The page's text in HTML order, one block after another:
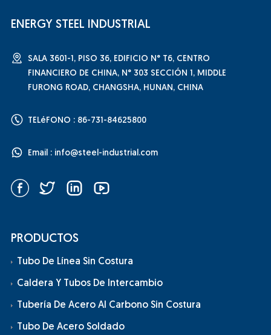
ENERGY STEEL INDUSTRIAL
SALA 3601-1, PISO 36, EDIFICIO N° T6, CENTRO
FINANCIERO DE CHINA, N° 303 SECCIÓN 1, MIDDLE
FURONG ROAD, CHANGSHA, HUNAN, CHINA
TELéFONO : 86-731-84625800
Email : info@steel-industrial.com
PRODUCTOS
Tubo De Línea Sin Costura
Caldera Y Tubos De Intercambio
Tubería De Acero Al Carbono Sin Costura
Tubo De Acero Soldado